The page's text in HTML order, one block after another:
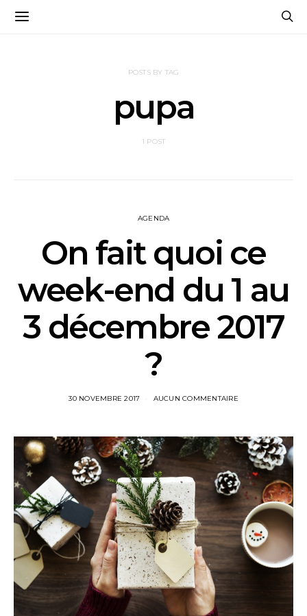
POSTS BY TAG
pupa
1 POST
AGENDA
On fait quoi ce
week-end du 1 au
3 décembre 2017
?
30 NOVEMBRE 2017 AUCUN COMMENTAIRE